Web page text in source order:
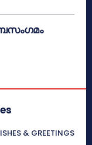
& GREETINGS